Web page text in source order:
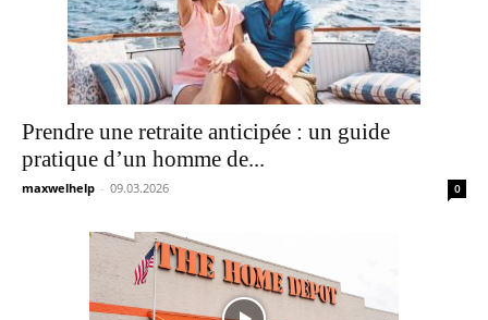
Prendre une retraite anticipée : un guide
pratique d’un homme de...
maxwelhelp - 09.03.2026 0